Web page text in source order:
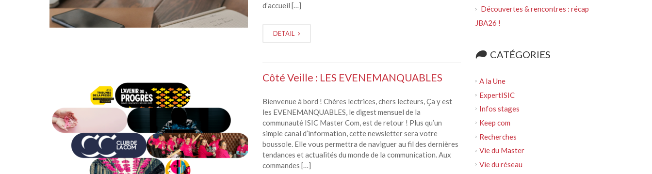
d’accueil […]
DETAIL
Côté Veille : LES EVENEMANQUABLES
Bienvenue à bord ! Chères lectrices, chers lecteurs, Ça y est
les EVENEMANQUABLES, le digest mensuel de la
communauté ISIC Master Com, est de retour ! Plus qu’un
simple canal d’information, cette newsletter sera votre
boussole. Elle vous permettra de naviguer au fil des dernières
tendances et actualités du monde de la communication. Aux
commandes […]
Découvertes & rencontres : récap
JBA26 !
CATÉGORIES
A la Une
ExpertISIC
Infos stages
Keep com
Recherches
Vie du Master
Vie du réseau